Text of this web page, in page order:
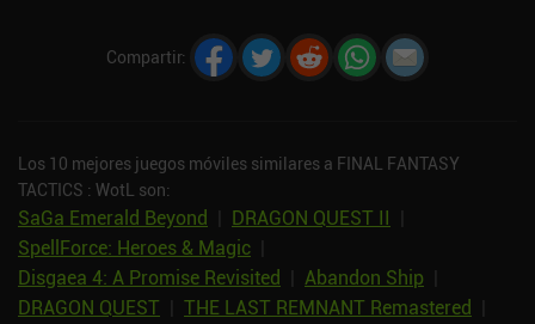
Compartir:
Los 10 mejores juegos móviles similares a FINAL FANTASY
TACTICS : WotL son:
SaGa Emerald Beyond DRAGON QUEST II
SpellForce: Heroes & Magic
Disgaea 4: A Promise Revisited
Abandon Ship
DRAGON QUEST
THE LAST REMNANT Remastered